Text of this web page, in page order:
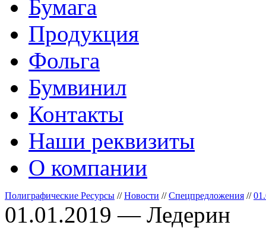
Бумага
Продукция
Фольга
Бумвинил
Контакты
Наши реквизиты
О компании
Полиграфические Ресурсы //Новости //Спецпредложения //
01.01.2019 — Ледерин